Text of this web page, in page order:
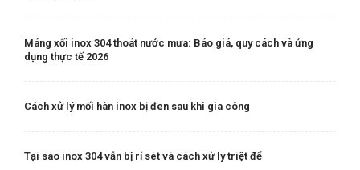
Máng xối inox 304 thoát nước mưa: Báo giá, quy cách và ứng
dụng thực tế 2026
Cách xử lý mối hàn inox bị đen sau khi gia công
Tại sao inox 304 vẫn bị rỉ sét và cách xử lý triệt để